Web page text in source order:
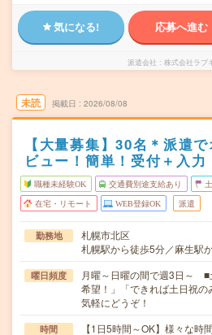
気になる! 応募へ進む
派遣会社 株式会社ラブ
未読 掲載日 2026/08/08
【大量募集】30名＊派遣
ビュー！簡単！受付＋入力
職種未経験OK 交通費別途支給あり
在宅・リモート WEB登録OK 派遣
勤務地
札幌市北区
札幌駅から徒歩5分／麻生駅
曜日頻度
月曜～日曜の間で週3日～ ■
希望！」「できれば土日祝
気軽にどうぞ！
時間
【1日5時間～OK】様々な時